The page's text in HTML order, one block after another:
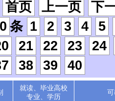
首页 上一页
下
条 1 2 3 4
5
21 22 23
24
38 39 40
就读、毕业高校
专业、学历